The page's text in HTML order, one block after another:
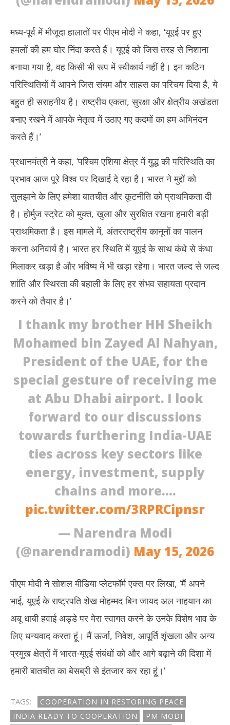
मध्य-पूर्व में मौजूदा हालातों पर पीएम मोदी ने कहा, ‘यूएई पर हुए
हमलों की हम घोर निंदा करते हैं। यूएई को जिस तरह से निशाना
बनाया गया है, वह किसी भी रूप में स्वीकार्य नहीं है। इन कठिन
परिस्थितियों में आपने जिस संयम और साहस का परिचय दिया है, ये
बहुत ही सराहनीय है। राष्ट्रीय एकता, सुरक्षा और क्षेत्रीय अखंडता
बनाए रखने में आपके नेतृत्व में उठाए गए कदमों का हम अभिनंदन
करते हैं।’
प्रधानमंत्री ने कहा, ‘पश्चिम एशिया क्षेत्र में युद्ध की परिस्थिति का
प्रभाव आज पूरे विश्व पर दिखाई दे रहा है। भारत ने मुद्दों को
सुलझाने के लिए हमेशा बातचीत और कूटनीति को प्राथमिकता दी
है। होर्मुज स्ट्रेट को मुक्त, खुला और सुरक्षित रखना हमारी बड़ी
प्राथमिकता है। इस मामले में, अंतरराष्ट्रीय कानूनों का पालन
करना अनिवार्य है। भारत हर स्थिति में यूएई के साथ कंधे से कंधा
मिलाकर खड़ा है और भविष्य में भी खड़ा रहेगा। भारत जल्द से जल्द
शांति और स्थिरता की बहाली के लिए हर संभव सहायता प्रदान
करने को तैयार है।’
I thank my brother HH Sheikh
Mohamed bin Zayed Al Nahyan,
President of the UAE, for the
special gesture of receiving me
at Abu Dhabi airport. I look
forward to our discussions
towards furthering India-UAE
ties across key sectors like
energy, investment, supply
chains and more.…
pic.twitter.com/3RPRCipnsr
— Narendra Modi
(@narendramodi) May 15, 2026
पीएम मोदी ने सोशल मीडिया प्लेटफॉर्म एक्स पर लिखा, ‘मैं अपने
भाई, यूएई के राष्ट्रपति शेख मोहम्मद बिन जायद अल नाहयान का
अबू धाबी हवाई अड्डे पर मेरा स्वागत करने के उनके विशेष भाव के
लिए धन्यवाद करता हूं। मैं ऊर्जा, निवेश, आपूर्ति शृंखला और अन्य
प्रमुख क्षेत्रों में भारत-यूएई संबंधों को और आगे बढ़ाने की दिशा में
हमारी बातचीत का बेसब्री से इंतजार कर रहा हूं।’
TAGS:
COOPERATION IN RESTORING PEACE
INDIA READY TO COOPERATION
PM MODI